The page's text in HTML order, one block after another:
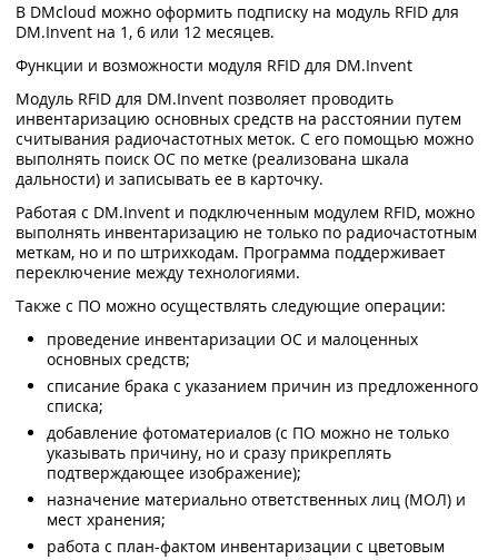
В DMcloud можно оформить подписку на модуль RFID для
DM.Invent на 1, 6 или 12 месяцев.
Функции и возможности модуля RFID для DM.Invent
Модуль RFID для DM.Invent позволяет проводить
инвентаризацию основных средств на расстоянии путем
считывания радиочастотных меток. С его помощью можно
выполнять поиск ОС по метке (реализована шкала
дальности) и записывать ее в карточку.
Работая с DM.Invent и подключенным модулем RFID, можно
выполнять инвентаризацию не только по радиочастотным
меткам, но и по штрихкодам. Программа поддерживает
переключение между технологиями.
Также с ПО можно осуществлять следующие операции:
проведение инвентаризации ОС и малоценных
основных средств;
списание брака с указанием причин из предложенного
списка;
добавление фотоматериалов (с ПО можно не только
указывать причину, но и сразу прикреплять
подтверждающее изображение);
назначение материально ответственных лиц (МОЛ) и
мест хранения;
работа с план-фактом инвентаризации с цветовым